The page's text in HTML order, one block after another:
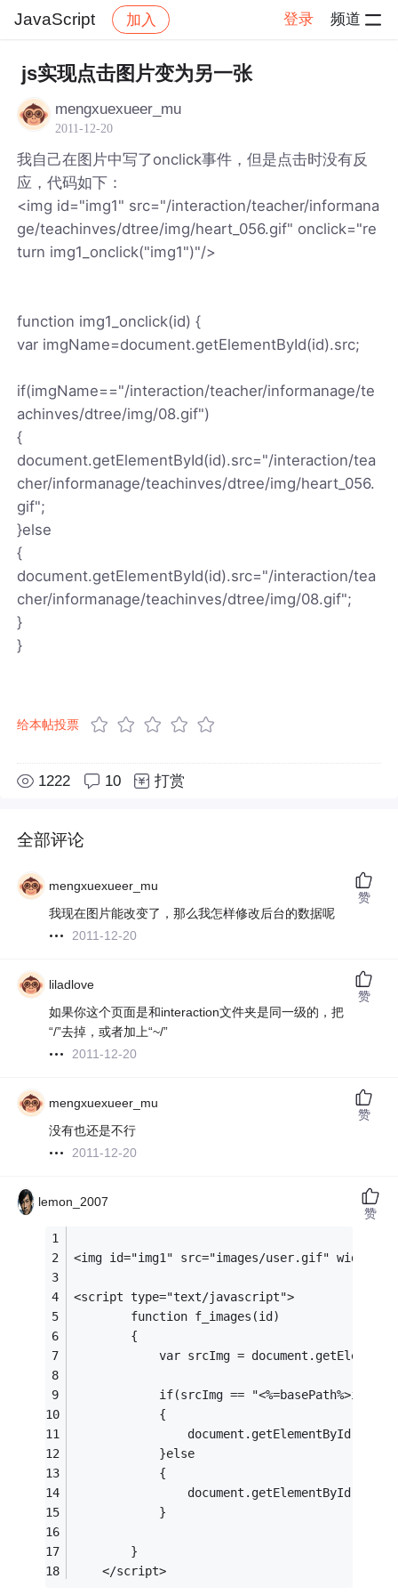
JavaScript 加入 登录 频道
社区 JavaScript 帖子详情
js实现点击图片变为另一张
mengxuexueer_mu
2011-12-20
我自己在图片中写了onclick事件，但是点击时没有反
应，代码如下：
<img id="img1" src="/interaction/teacher/informana
ge/teachinves/dtree/img/heart_056.gif" onclick="re
turn img1_onclick("img1")"/>
function img1_onclick(id) {
var imgName=document.getElementById(id).src;
if(imgName=="/interaction/teacher/informanage/te
achinves/dtree/img/08.gif")
{
document.getElementById(id).src="/interaction/tea
cher/informanage/teachinves/dtree/img/heart_056.
gif";
}else
{
document.getElementById(id).src="/interaction/tea
cher/informanage/teachinves/dtree/img/08.gif";
}
}
给本帖投票
1222 10 打赏
全部评论
mengxuexueer_mu
我现在图片能改变了，那么我怎样修改后台的数据呢
2011-12-20
赞
liladlove
如果你这个页面是和interaction文件夹是同一级的，把
“/”去掉，或者加上“~/”
2011-12-20
赞
mengxuexueer_mu
没有也还是不行
2011-12-20
赞
lemon_2007
<img id="img1" src="images/user.gif"
<script type="text/javascript">
    	function f_images(id)
    	{
var srcImg =
if(srcImg ==
    		{
    		}else
    		{
    		}
    	}
    </script>
赞